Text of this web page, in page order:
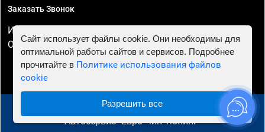
Заказать Звонок
ИП Смирнов Георгий Павлович. ИНН 781302555843,
ОГРНИП 324470400032610
© 2010 - 2026 Чип тюнинг в Ростове-на-Дону -
Автосервис "Евро Чип Тюнинг"
Сайт использует файлы cookie. Они необходимы для
оптимальной работы сайтов и сервисов. Подробнее
прочитайте в Политике использования файлов
cookie
Разрешить все